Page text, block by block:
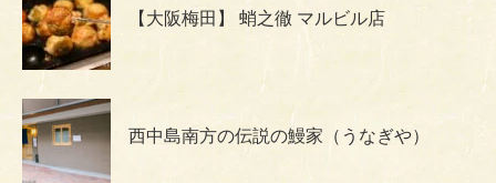
【大阪梅田】 蛸之徹 マルビル店
西中島南方の伝説の鰻家（うなぎや）